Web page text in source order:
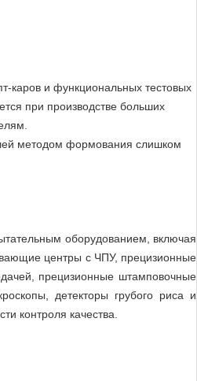
каров и функциональных тестовых
при производстве больших
методом формования слишком
оборудованием, включая
центры с ЧПУ, прецизионные
прецизионные штамповочные
детекторы грубого риса и
контроля качества.